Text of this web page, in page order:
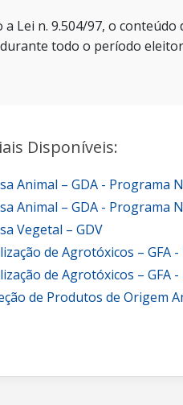
a Lei n. 9.504/97, o
todo o período
Disponíveis:
Animal – GDA - Programa
Animal – GDA - Programa
Vegetal – GDV
de Agrotóxicos –
de Agrotóxicos –
de Produtos de Origem